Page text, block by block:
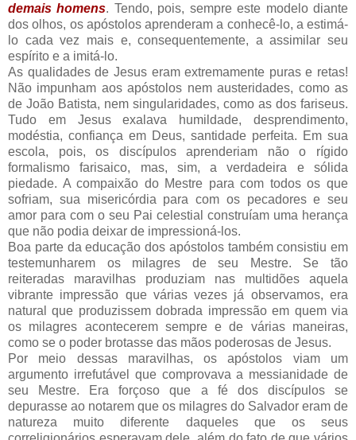
demais homens. Tendo, pois, sempre este modelo diante
dos olhos, os apóstolos aprenderam a conhecê-lo, a estimá-
lo cada vez mais e, consequentemente, a assimilar seu
espírito e a imitá-lo.
As qualidades de Jesus eram extremamente puras e retas!
Não impunham aos apóstolos nem austeridades, como as
de João Batista, nem singularidades, como as dos fariseus.
Tudo em Jesus exalava humildade, desprendimento,
modéstia, confiança em Deus, santidade perfeita. Em sua
escola, pois, os discípulos aprenderiam não o rígido
formalismo farisaico, mas, sim, a verdadeira e sólida
piedade. A compaixão do Mestre para com todos os que
sofriam, sua misericórdia para com os pecadores e seu
amor para com o seu Pai celestial construíam uma herança
que não podia deixar de impressioná-los.
Boa parte da educação dos apóstolos também consistiu em
testemunharem os milagres de seu Mestre. Se tão
reiteradas maravilhas produziam nas multidões aquela
vibrante impressão que várias vezes já observamos, era
natural que produzissem dobrada impressão em quem via
os milagres acontecerem sempre e de várias maneiras,
como se o poder brotasse das mãos poderosas de Jesus.
Por meio dessas maravilhas, os apóstolos viam um
argumento irrefutável que comprovava a messianidade de
seu Mestre. Era forçoso que a fé dos discípulos se
depurasse ao notarem que os milagres do Salvador eram de
natureza muito diferente daqueles que os seus